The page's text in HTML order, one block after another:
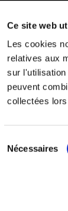
Ce site web
Les cookies
relatives aux
sur
peuvent
collectées
du
Nécessaires